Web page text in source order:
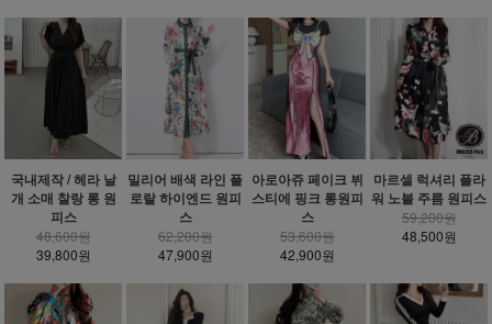
국내제작 / 헤라 날
개 소매 찰랑 롱 원
피스
48,600원
39,800원
밀리어 배색 라인 플
로랄 하이엔드 원피
스
62,200원
47,900원
아로아쥬 페이크 뷔
스티에 핑크 롱원피
스
53,600원
42,900원
마르셀 럭셔리 플라
워 노블 주름 원피스
59,200원
48,500원